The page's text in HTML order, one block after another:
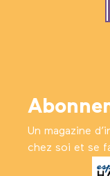
Un magazine
chez soi et se